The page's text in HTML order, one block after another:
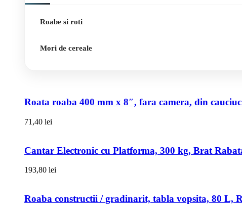
Roabe si roti
Mori de cereale
Roata roaba 400 mm x 8″, fara camera, din
71,40 lei
Cantar Electronic cu Platforma, 300 kg, Brat
193,80 lei
Roaba constructii / gradinarit, tabla vopsita, 80 L,